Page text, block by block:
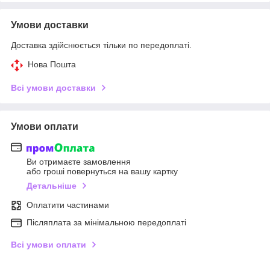
Умови доставки
Доставка здійснюється тільки по передоплаті.
Нова Пошта
Всі умови доставки
Умови оплати
Ви отримаєте замовлення
або гроші повернуться на вашу картку
Детальніше
Оплатити частинами
Післяплата за мінімальною передоплаті
Всі умови оплати